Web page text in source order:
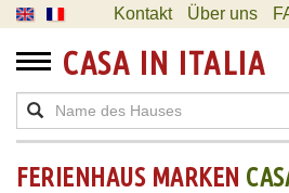
Kontakt Über uns
CASA IN ITALIA
FERIENHAUS MARKEN